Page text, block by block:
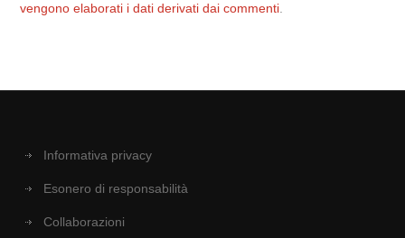
vengono elaborati i dati derivati dai commenti
Informativa privacy
Esonero di responsabilità
Collaborazioni